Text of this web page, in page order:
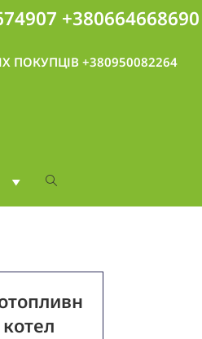
+380664668690
ПОКУПЦІВ +380950082264